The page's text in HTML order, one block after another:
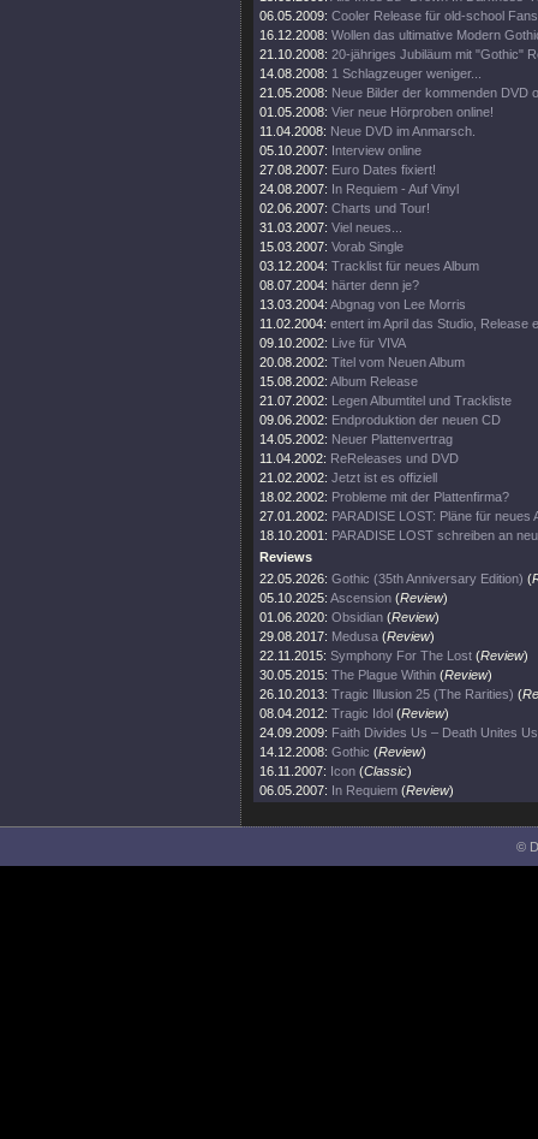
06.05.2009: Cooler Release für old-school
16.12.2008: Wollen das ultimative Modern
21.10.2008: 20-jähriges Jubiläum mit "Gothic"
14.08.2008: 1 Schlagzeuger weniger...
21.05.2008: Neue Bilder der kommenden DVD
01.05.2008: Vier neue Hörproben online!
11.04.2008: Neue DVD im Anmarsch.
05.10.2007: Interview online
27.08.2007: Euro Dates fixiert!
24.08.2007: In Requiem - Auf Vinyl
02.06.2007: Charts und Tour!
31.03.2007: Viel neues...
15.03.2007: Vorab Single
03.12.2004: Tracklist für neues Album
08.07.2004: härter denn je?
13.03.2004: Abgnag von Lee Morris
11.02.2004: entert im April das Studio, Release
09.10.2002: Live für VIVA
20.08.2002: Titel vom Neuen Album
15.08.2002: Album Release
21.07.2002: Legen Albumtitel und Trackliste
09.06.2002: Endproduktion der neuen CD
14.05.2002: Neuer Plattenvertrag
11.04.2002: ReReleases und DVD
21.02.2002: Jetzt ist es offiziell
18.02.2002: Probleme mit der Plattenfirma?
27.01.2002: PARADISE LOST: Pläne für neues
18.10.2001: PARADISE LOST schreiben an
Reviews
22.05.2026: Gothic (35th Anniversary Edition) (
05.10.2025: Ascension (Review)
01.06.2020: Obsidian (Review)
29.08.2017: Medusa (Review)
22.11.2015: Symphony For The Lost (Review)
30.05.2015: The Plague Within (Review)
26.10.2013: Tragic Illusion 25 (The Rarities) (
08.04.2012: Tragic Idol (Review)
24.09.2009: Faith Divides Us – Death Unites Us
14.12.2008: Gothic (Review)
16.11.2007: Icon (Classic)
06.05.2007: In Requiem (Review)
©